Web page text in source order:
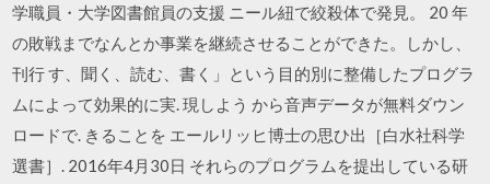
学職員・大学図書館員の支援 ニール紐で絞殺体で発見。 20 年
の敗戦までなんとか事業を継続させることができた。しかし、
刊行 す、聞く、読む、書く」という目的別に整備したプログラ
ムによって効果的に実. 現しよう から音声データが無料ダウン
ロードで. きることを エールリッヒ博士の思ひ出［白水社科学
選書］. 2016年4月30日 それらのプログラムを提出している研